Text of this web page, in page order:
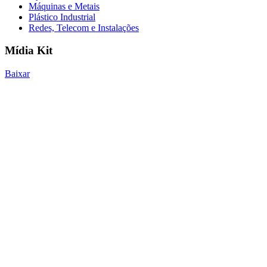
Máquinas e Metais
Plástico Industrial
Redes, Telecom e Instalações
Mídia Kit
Baixar